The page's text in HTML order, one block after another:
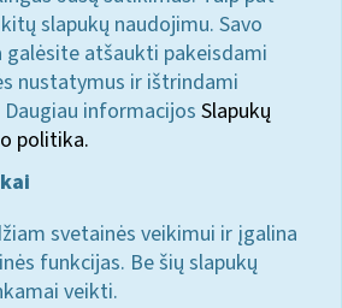
slapukų naudojimu. Savo
atšaukti pakeisdami
nustatymus ir ištrindami
informacijos Slapukų
politika.
svetainės veikimui ir įgalina
funkcijas. Be šių slapukų
veikti.